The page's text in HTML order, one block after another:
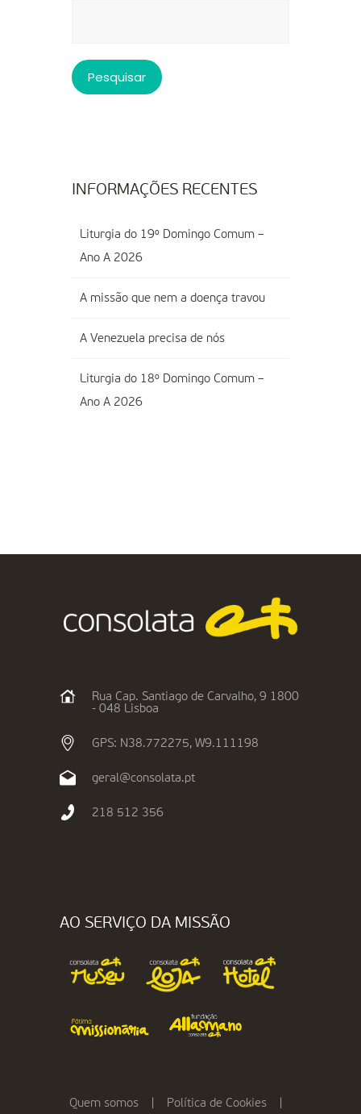
INFORMAÇÕES RECENTES
Liturgia do 19º Domingo Comum –
Ano A 2026
A missão que nem a doença travou
A Venezuela precisa de nós
Liturgia do 18º Domingo Comum –
Ano A 2026
Rua Cap. Santiago de Carvalho, 9 1800
- 048 Lisboa
GPS: N38.772275, W9.111198
geral@consolata.pt
218 512 356
AO SERVIÇO DA MISSÃO
Quem somos Política de Cookies